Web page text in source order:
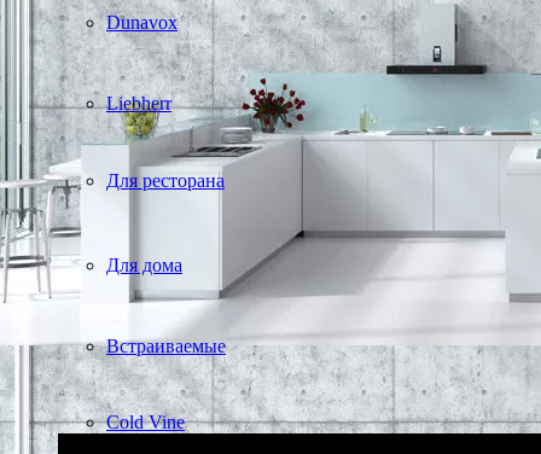
Dunavox
Liebherr
Для ресторана
Для дома
Встраиваемые
Cold Vine